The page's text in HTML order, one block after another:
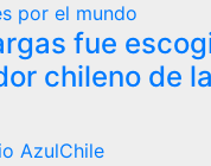
por el mundo
fue
chileno de
AzulChile